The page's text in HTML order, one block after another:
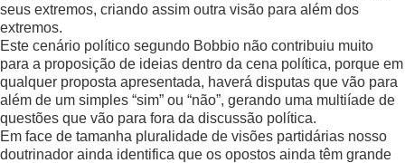
seus extremos, criando assim outra visão para além dos
extremos.
Este cenário político segundo Bobbio não contribuiu muito
para a proposição de ideias dentro da cena política, porque em
qualquer proposta apresentada, haverá disputas que vão para
além de um simples “sim” ou “não”, gerando uma multiíade de
questões que vão para fora da discussão política.
Em face de tamanha pluralidade de visões partidárias nosso
doutrinador ainda identifica que os opostos ainda têm grande